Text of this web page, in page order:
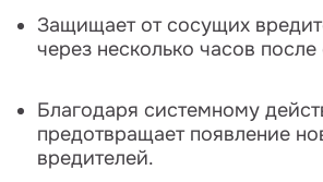
Защищает от сосущих
через несколько часов
Благодаря системному
предотвращает появление
вредителей.